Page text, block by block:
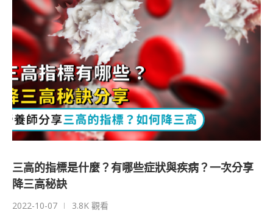
三高的指標是什麼？有哪些症狀與疾病？一次分享
降三高秘訣
2022-10-07 3.8K 觀看